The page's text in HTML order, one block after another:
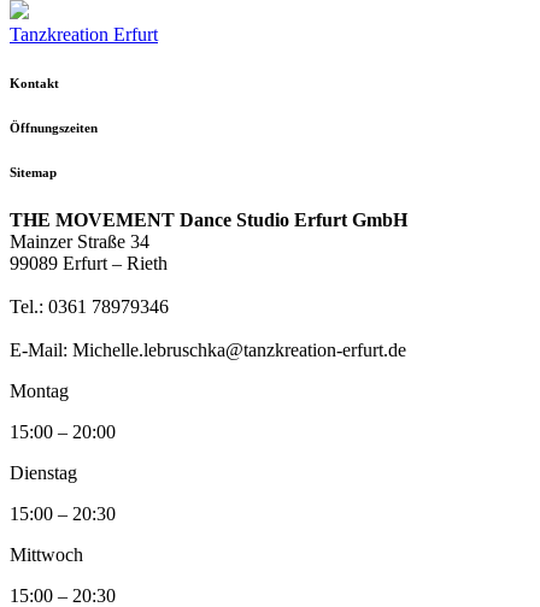
Tanzkreation Erfurt
Kontakt
Öffnungszeiten
Sitemap
THE MOVEMENT Dance Studio Erfurt GmbH
Mainzer Straße 34
99089 Erfurt – Rieth
Tel.: 0361 78979346
E-Mail: Michelle.lebruschka@tanzkreation-erfurt.de
Montag
15:00 – 20:00
Dienstag
15:00 – 20:30
Mittwoch
15:00 – 20:30